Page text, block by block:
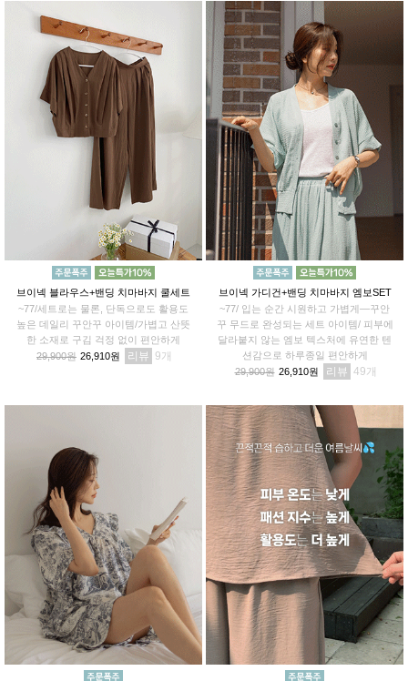
브이넥 블라우스+밴딩 치마바지 쿨세트
~77/세트로는 물론, 단독으로도 활용도
높은 데일리 꾸안꾸 아이템/가볍고 산뜻
한 소재로 구김 걱정 없이 편안하게
29,900원 26,910원 리뷰 9
브이넥 가디건+밴딩 치마바지 엠보SET
~77/ 입는 순간 시원하고 가볍게—꾸안
꾸 무드로 완성되는 세트 아이템/ 피부에
달라붙지 않는 엠보 텍스처에 유연한 텐
션감으로 하루종일 편안하게
29,900원 26,910원 리뷰 49